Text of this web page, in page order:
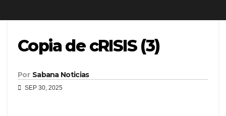
Copia de cRISIS (3)
Por Sabana Noticias
SEP 30, 2025